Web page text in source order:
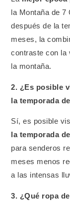
la Montaña de
después de la
meses, la
contraste con la
la montaña.
2. ¿Es posible
la temporada
Sí, es posible
la temporada
para senderos
meses menos
a las intensas
3. ¿Qué ropa